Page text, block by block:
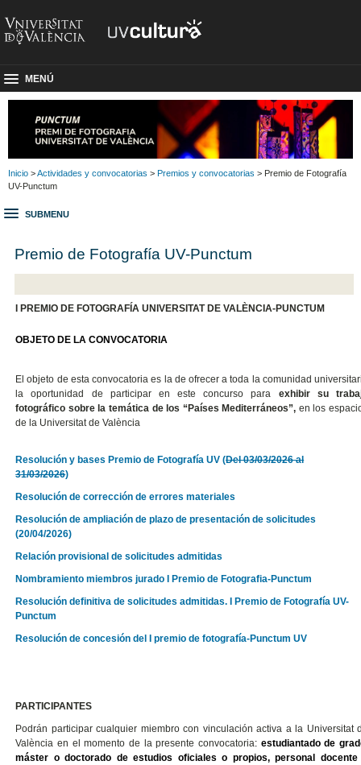
MENÚ
Inicio >Actividades y convocatorias > Premios y convocatorias > Premio de Fotografía
UV-Punctum
SUBMENU
Premio de Fotografía UV-Punctum
I PREMIO DE FOTOGRAFÍA UNIVERSITAT DE VALÈNCIA-PUNCTUM
OBJETO DE LA CONVOCATORIA
El objeto de esta convocatoria es la de ofrecer a toda la comunidad
la oportunidad de participar en este concurso para exhibir su
fotográfico sobre la temática de los “Países Mediterráneos”, en los
de la Universitat de València
Resolución y bases Premio de Fotografía UV (Del 03/03/2026 al
31/03/2026)
Resolución de corrección de errores materiales
Resolución de ampliación de plazo de presentación de solicitudes
(20/04/2026)
Relación provisional de solicitudes admitidas
Nombramiento miembros jurado I Premio de Fotografia-Punctum
Resolución definitiva de solicitudes admitidas. I Premio de Fotografía UV-
Punctum
Resolución de concesión del I premio de fotografía-Punctum UV
PARTICIPANTES
Podrán participar cualquier miembro con vinculación activa a la Universitat
València en el momento de la presente convocatoria: estudiantado de
máster o doctorado de estudios oficiales o propios, personal docente